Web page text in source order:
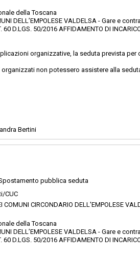
della Toscana
DELL’EMPOLESE VALDELSA - Gare e
60 D.LGS. 50/2016 AFFIDAMENTO DI
organizzative, la seduta prevista
non potessero assistere alla
Bertini
pubblica seduta
CUC
COMUNI CIRCONDARIO DELL'EMPOLESE
della Toscana
DELL’EMPOLESE VALDELSA - Gare e
60 D.LGS. 50/2016 AFFIDAMENTO DI